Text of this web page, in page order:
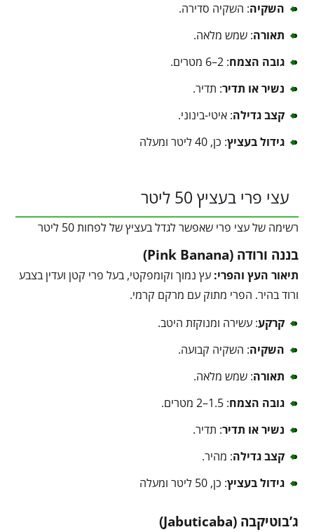
השקיה: השקיה סדירה.
תאורה: שמש מלאה.
גובה הצמח: 2–6 מטרים.
נשיר או תדיר: תדיר.
קצב גדילה: איטי-בינוני.
גידול בעציץ: כן, 40 ליטר ומעלה
עצי פרי בעציץ 50 ליטר
רשימה של עצי פרי שאפשר לגדל בעציץ של לפחות 50 ליטר
בננה ורודה (Pink Banana)
תיאור העץ והפרי:עץ נמוך וקומפקטי, בעל פרי קטן ועדין בצבע
ורוד בהיר. הפרי מתוק עם מרקם קרמי.
קרקע: עשירה ומנוקזת היטב.
השקיה: השקיה קבועה.
תאורה: שמש מלאה.
גובה הצמח: 1.5–2 מטרים.
נשיר או תדיר: תדיר.
קצב גדילה: מהיר.
גידול בעציץ: כן, 50 ליטר ומעלה
ג’בוטיקבה (Jabuticaba)